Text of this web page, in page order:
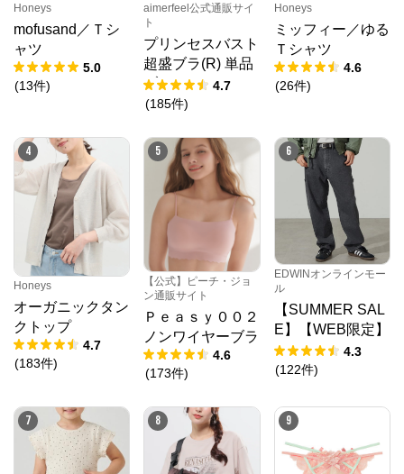
Honeys
mofusand／Ｔシ
ャツ
5.0
(13件)
aimerfeel公式通販サイ
ト
プリンセスバスト
超盛ブラ(R) 単品
ブラジャー4.7
(185件)
Honeys
ミッフィー／ゆる
Ｔシャツ
4.6
(26件)
4
Honeys
オーガニックタン
クトップ
4.7
(183件)
5
【公式】ピーチ・ジョ
ン通販サイト
Ｐｅａｓｙ００２
ノンワイヤーブラ
4.6
(173件)
6
EDWINオンラインモー
ル
【SUMMER SAL
E】【WEB限定】
STEPMARK ルー
ズペインターパン
4.3
(122件)
7 8 9